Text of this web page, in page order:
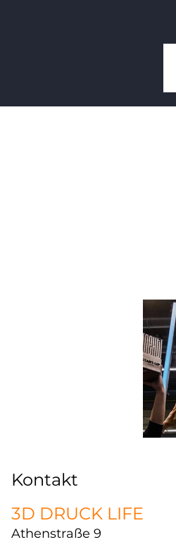
Kontakt
3D DRUCK LIFE
Athenstraße 9